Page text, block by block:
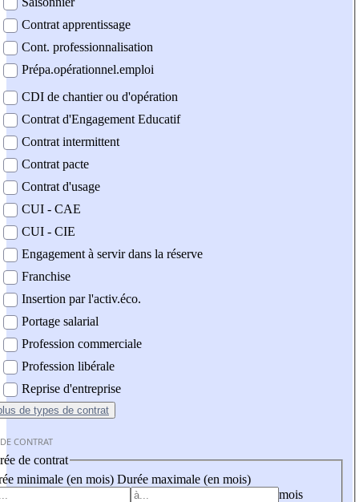
Contrat apprentissage
Cont. professionnalisation
Prépa.opérationnel.emploi
CDI de chantier ou d'opération
Contrat d'Engagement Educatif
Contrat intermittent
Contrat pacte
Contrat d'usage
CUI - CAE
CUI - CIE
Engagement à servir dans la réserve
Franchise
Insertion par l'activ.éco.
Portage salarial
Profession commerciale
Profession libérale
Reprise d'entreprise
de types de contrat
CONTRAT
de contrat
minimale (en mois) Durée maximale (en mois)
mois